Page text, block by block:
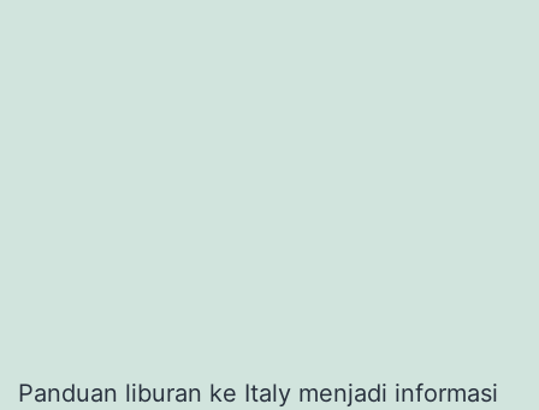
Panduan liburan ke Italy menjadi informasi